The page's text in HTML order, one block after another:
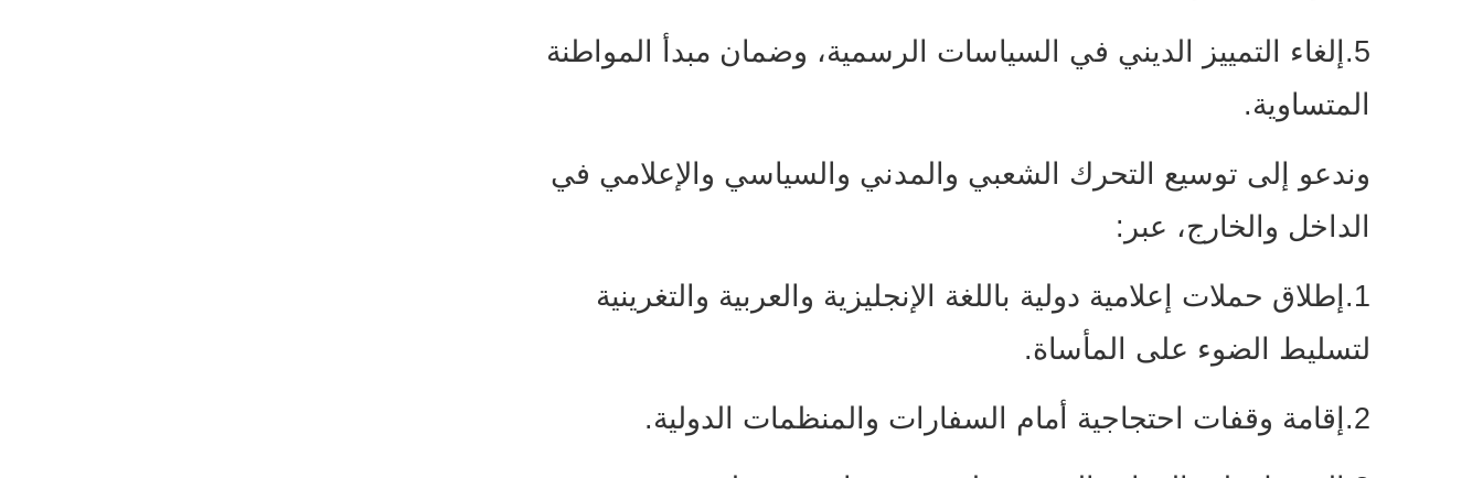
5.إلغاء التمييز الديني في السياسات الرسمية، وضمان مبدأ المواطنة
المتساوية.
وندعو إلى توسيع التحرك الشعبي والمدني والسياسي والإعلامي في
الداخل والخارج، عبر:
1.إطلاق حملات إعلامية دولية باللغة الإنجليزية والعربية والتغرينية
لتسليط الضوء على المأساة.
2.إقامة وقفات احتجاجية أمام السفارات والمنظمات الدولية.